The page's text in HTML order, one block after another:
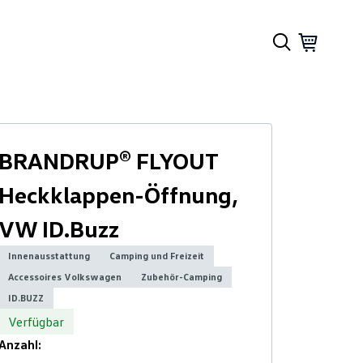
BRANDRUP® FLYOUT
Heckklappen-Öffnung,
VW ID.Buzz
Innenausstattung
Camping und Freizeit
Accessoires Volkswagen
Zubehör-Camping
ID.BUZZ
Verfügbar